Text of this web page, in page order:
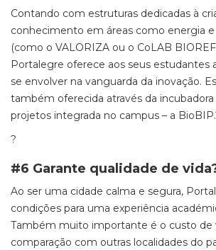
Contando com estruturas dedicadas à
conhecimento em áreas como energia
(como o VALORIZA ou o CoLAB
Portalegre oferece aos seus estudantes
se envolver na vanguarda da inovação.
também oferecida através da
projetos integrada no campus – a BioBIP
?
#6 Garante qualidade de
Ao ser uma cidade calma e segura,
condições para uma experiência
Também muito importante é o custo de
comparação com outras localidades do